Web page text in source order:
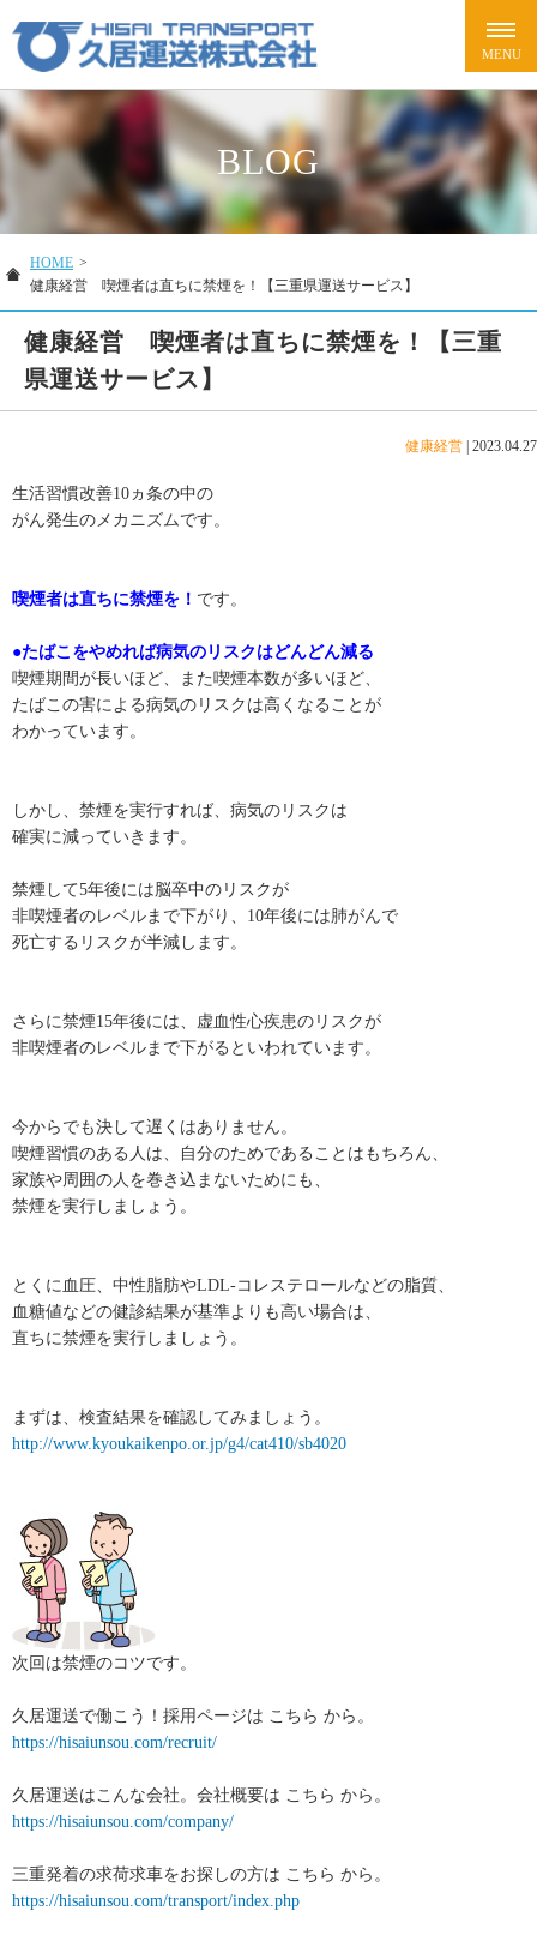
BLOG
HOME >
健康経営 喫煙者は直ちに禁煙を！【三重県運送サービス】
健康経営 喫煙者は直ちに禁煙を！【三重
県運送サービス】
健康経営 2023.04.27
生活習慣改善10ヵ条の中の
がん発生のメカニズムです。
喫煙者は直ちに禁煙を！ です。
●たばこをやめれば病気のリスクはどんどん減る
喫煙期間が長いほど、また喫煙本数が多いほど、
たばこの害による病気のリスクは高くなることが
わかっています。
しかし、禁煙を実行すれば、病気のリスクは
確実に減っていきます。
禁煙して5年後には脳卒中のリスクが
非喫煙者のレベルまで下がり、10年後には肺がんで
死亡するリスクが半減します。
さらに禁煙15年後には、虚血性心疾患のリスクが
非喫煙者のレベルまで下がるといわれています。
今からでも決して遅くはありません。
喫煙習慣のある人は、自分のためであることはもちろん、
家族や周囲の人を巻き込まないためにも、
禁煙を実行しましょう。
とくに血圧、中性脂肪やLDL-コレステロールなどの脂質、
血糖値などの健診結果が基準よりも高い場合は、
直ちに禁煙を実行しましょう。
まずは、検査結果を確認してみましょう。
http://www.kyoukaikenpo.or.jp/g4/cat410/sb4020
次回は禁煙のコツです。
久居運送で働こう！採用ページは こちら から。
https://hisaiunsou.com/recruit/
久居運送はこんな会社。会社概要は こちら から。
https://hisaiunsou.com/company/
三重発着の求荷求車をお探しの方は こちら から。
https://hisaiunsou.com/transport/index.php